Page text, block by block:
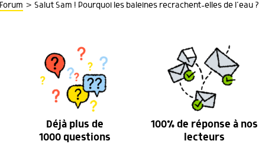
Forum > Salut Sam ! Pourquoi les baleines recrachent-elles de l’eau ?
Déjà plus de
1000 questions
100% de réponse à nos
lecteurs